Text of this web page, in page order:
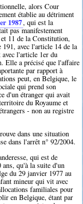
alors Cour
établie au détriment
1987, qui est la
pas manifestement
11 de la Constitution,
avec l'article 14 de la
avec l'article 1er du
Elle a précisé que l'affaire
par rapport à
peut, en Belgique, le
qui prend son
d'un étranger qui avait
du Royaume et
- non au registre
dans une situation
dans l'arrêt n° 92/2004.
qui est de
qu'à la suite d'un
du 29 janvier 1977 au
mineur qui vit avec
familiales pour
en Belgique, étant par